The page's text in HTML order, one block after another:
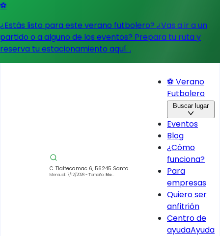
⚽
¿Estás listo para este verano futbolero? ¿Vas a ir a un
partido o a alguno de los eventos? Prepara tu ruta y
reserva tu estacionamiento aquí. .
C. Tlaltecamac 6, 56245 Santa
Catarina del Monte, Méx., México
Mensual: 7/12/2026- Tamaño: No
⚽ Verano
Futbolero
Buscar lugar
Eventos
Blog
¿Cómo
funciona?
Para
empresas
Quiero ser
anfitrión
Centro de
ayudaAyuda